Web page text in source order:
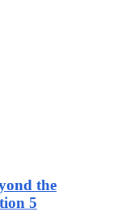
the
5